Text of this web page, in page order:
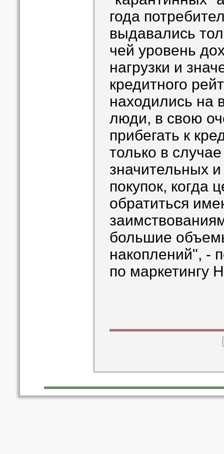
года
выдавались
чей уровень
нагрузки и
кредитного
находились на
люди, в свою
прибегать к
только в
значительных
покупок, когда
обратиться
большие
накоплений", -
по маркетингу